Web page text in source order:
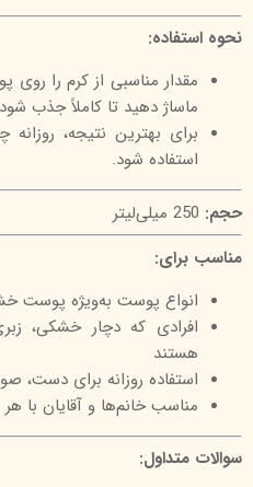
نحوه استفاده:
مقدار مناسبی از کرم را
ماساژ دهید تا کاملاً جذب
برای بهترین نتیجه،
استفاده شود.
حجم:
مناسب برای:
انواع پوست به‌ویژه پوست
افرادی که دچار خشکی،
هستند
استفاده روزانه برای دست،
مناسب خانم‌ها و آقایان با
سوالات متداول: